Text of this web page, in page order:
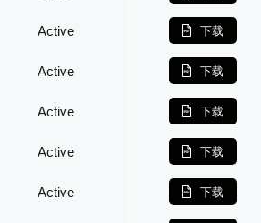
Active 下载
Active 下载
Active 下载
Active 下载
Active 下载